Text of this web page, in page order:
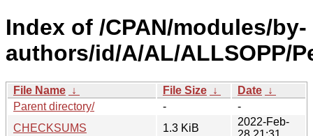
Index of /CPAN/modules/by-
authors/id/A/AL/ALLSOPP/
File Name ↓ File Size ↓ Date ↓
Parent directory/
-
-
CHECKSUMS
1.3 KiB
2022-Feb-